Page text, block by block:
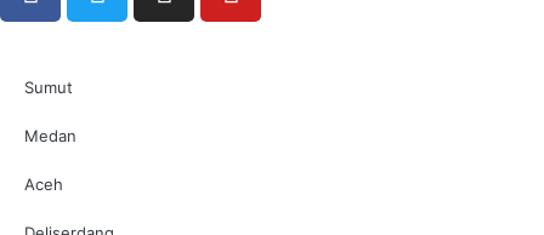
Sumut
Medan
Aceh